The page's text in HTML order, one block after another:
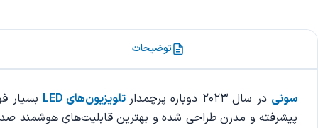
توضیحات
سونی در سال 2023 دوباره پرچمدار تلویزیون‌های LED